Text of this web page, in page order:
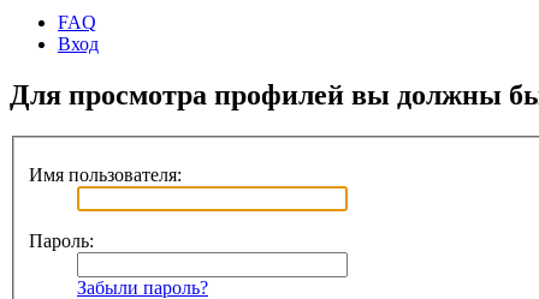
FAQ
Вход
Для просмотра профилей вы должны
Имя пользователя:
Пароль:
Забыли пароль?